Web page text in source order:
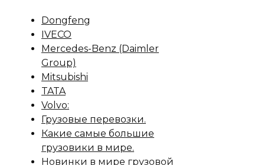
Dongfeng
IVECO
Mercedes-Benz (Daimler
Group)
Mitsubishi
TATA
Volvo:
Грузовые перевозки.
Какие самые большие
грузовики в мире.
Новинки в мире грузовой